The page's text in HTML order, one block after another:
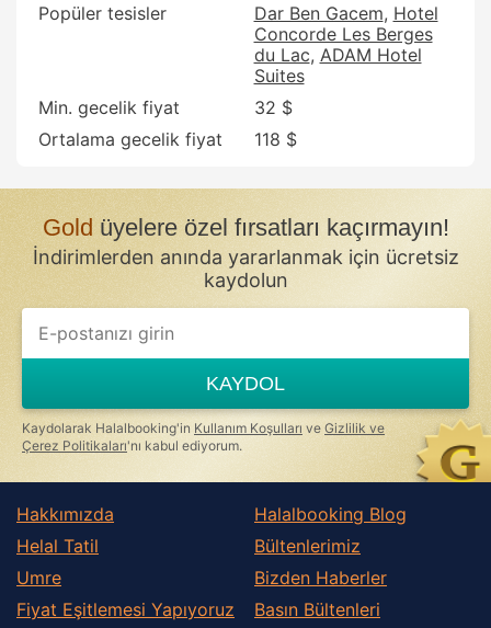
Popüler tesisler
Dar Ben Gacem Hotel
Concorde Les Berges
du Lac ADAM Hotel
Suites
Min. gecelik fiyat
32 $
Ortalama gecelik fiyat
118 $
Goldüyelere özel fırsatları kaçırmayın!
İndirimlerden anında yararlanmak için ücretsiz
kaydolun
KAYDOL
Kaydolarak Halalbooking'in Kullanım Koşulları ve Gizlilik ve
Çerez Politikaları'nı kabul ediyorum.
Hakkımızda
Helal Tatil
Umre
Fiyat Eşitlemesi Yapıyoruz
Halalbooking Blog
Bültenlerimiz
Bizden Haberler
Basın Bültenleri